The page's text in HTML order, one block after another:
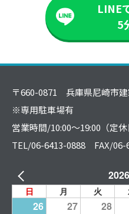
LINE
5
〒660-0871 兵庫県尼崎市
※専用駐車場有
営業時間/10:00～19:00（定休
TEL/06-6413-0888 FAX/06-
日 月 火
26 27 28